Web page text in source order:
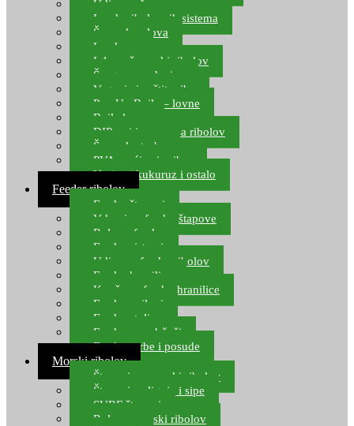
Udice za šarana, amura
Izrada ribolovnih sistema
Šaranska olova
Leadcore
Igle za šaranski ribolov
Špage, upredenice
Vaganje i zaštita ribe
Pop Up Boile – lovne
Boile lovne
DIP-ovi i arome za ribolov
Šaranske torbe
PVA vrećice i pribor
Umjetni kukuruz i ostalo
Feeder ribolov
Feeder štapovi
Vrhovi za feeder štapove
Role za feeder
Feeder sistemi
Udice za feeder ribolov
Feeder hranilice
Kopče za feeder hranilice
Feeder najloni
Feeder stolice
Feeder arm držači
Feeder torbe i posude
Morski ribolov
Štapovi za morski ribolov
Štapovi za lignje i sipe
SURF štapovi
Role za morski ribolov